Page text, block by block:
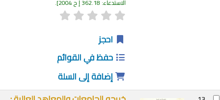
الاستدعاء:362.18 إ ح 2004 .
احجز
حفظ في القوائم
إضافة إلى السلة